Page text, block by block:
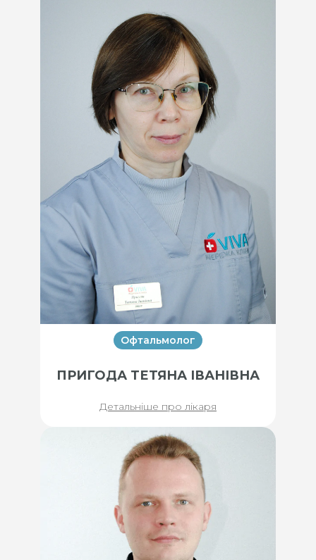
Офтальмолог
ПРИГОДА ТЕТЯНА ІВАНІВНА
Детальніше про лікаря